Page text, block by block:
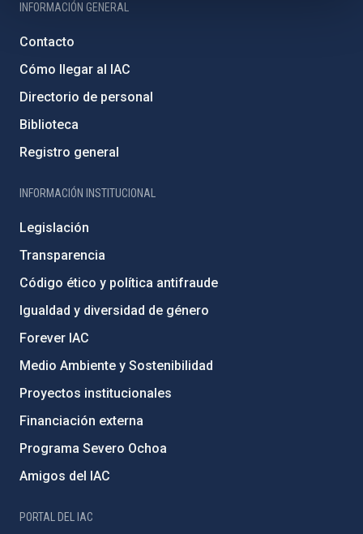
INFORMACIÓN GENERAL
Contacto
Cómo llegar al IAC
Directorio de personal
Biblioteca
Registro general
INFORMACIÓN INSTITUCIONAL
Legislación
Transparencia
Código ético y política antifraude
Igualdad y diversidad de género
Forever IAC
Medio Ambiente y Sostenibilidad
Proyectos institucionales
Financiación externa
Programa Severo Ochoa
Amigos del IAC
PORTAL DEL IAC